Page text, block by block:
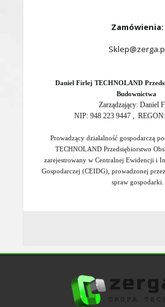
Zamówienia:
Daniel Firlej TECHNOLAND
Budownictwa
Zarządzający: Daniel
NIP: 948 223 9447 ,
Prowadzący działalność gospodarczą
TECHNOLAND Przedsiębiorstwo
zarejestrowany w Centralnej Ewidencji i
Gospodarczej (CEIDG), prowadzonej
spraw gospodarki